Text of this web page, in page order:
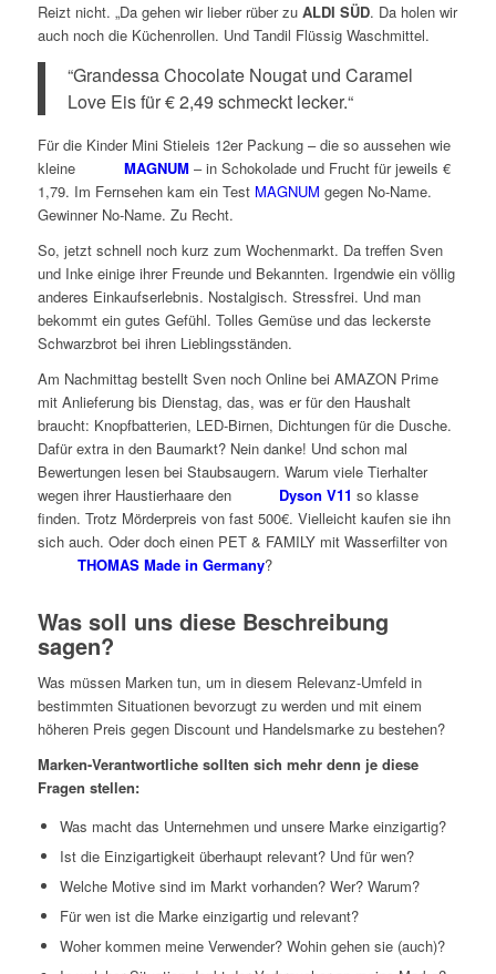
Reizt nicht. „Da gehen wir lieber rüber zu ALDI SÜD. Da holen wir
auch noch die Küchenrollen. Und Tandil Flüssig Waschmittel.
“Grandessa Chocolate Nougat und Caramel
Love Eis für € 2,49 schmeckt lecker.“
Für die Kinder Mini Stieleis 12er Packung – die so aussehen wie
kleine
MAGNUM – in Schokolade und Frucht für jeweils €
1,79. Im Fernsehen kam ein Test MAGNUM gegen No-Name.
Gewinner No-Name. Zu Recht.
So, jetzt schnell noch kurz zum Wochenmarkt. Da treffen Sven
und Inke einige ihrer Freunde und Bekannten. Irgendwie ein völlig
anderes Einkaufserlebnis. Nostalgisch. Stressfrei. Und man
bekommt ein gutes Gefühl. Tolles Gemüse und das leckerste
Schwarzbrot bei ihren Lieblingsständen.
Am Nachmittag bestellt Sven noch Online bei AMAZON Prime
mit Anlieferung bis Dienstag, das, was er für den Haushalt
braucht: Knopfbatterien, LED-Birnen, Dichtungen für die Dusche.
Dafür extra in den Baumarkt? Nein danke! Und schon mal
Bewertungen lesen bei Staubsaugern. Warum viele Tierhalter
wegen ihrer Haustierhaare den
Dyson V11 so klasse
finden. Trotz Mörderpreis von fast 500€. Vielleicht kaufen sie ihn
sich auch. Oder doch einen PET & FAMILY mit Wasserfilter von
THOMAS Made in Germany?
Was soll uns diese Beschreibung
sagen?
Was müssen Marken tun, um in diesem Relevanz-Umfeld in
bestimmten Situationen bevorzugt zu werden und mit einem
höheren Preis gegen Discount und Handelsmarke zu bestehen?
Marken-Verantwortliche sollten sich mehr denn je diese
Fragen stellen:
Was macht das Unternehmen und unsere Marke einzigartig?
Ist die Einzigartigkeit überhaupt relevant? Und für wen?
Welche Motive sind im Markt vorhanden? Wer? Warum?
Für wen ist die Marke einzigartig und relevant?
Woher kommen meine Verwender? Wohin gehen sie (auch)?